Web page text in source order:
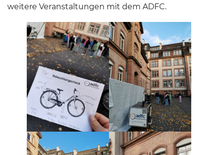
weitere Veranstaltungen mit dem ADFC.